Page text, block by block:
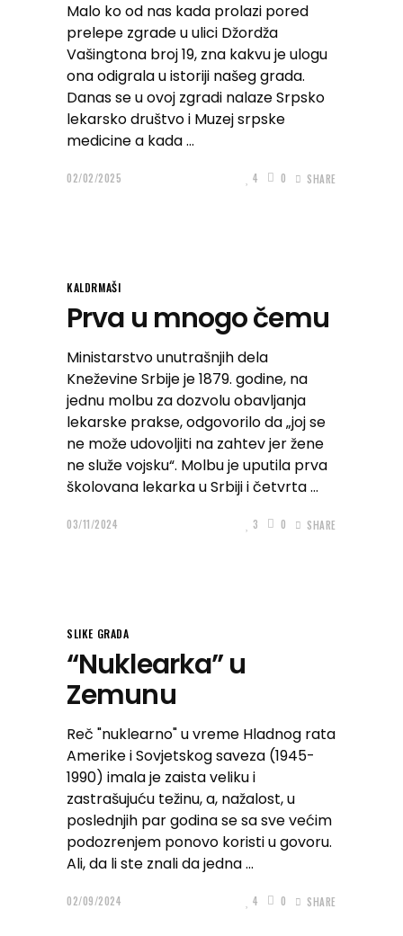
Malo ko od nas kada prolazi pored
prelepe zgrade u ulici Džordža
Vašingtona broj 19, zna kakvu je ulogu
ona odigrala u istoriji našeg grada.
Danas se u ovoj zgradi nalaze Srpsko
lekarsko društvo i Muzej srpske
medicine a kada
02/02/2025 4 0 SHARE
KALDRMAŠI
Prva u mnogo čemu
Ministarstvo unutrašnjih dela
Kneževine Srbije je 1879. godine, na
jednu molbu za dozvolu obavljanja
lekarske prakse, odgovorilo da „joj se
ne može udovoljiti na zahtev jer žene
ne služe vojsku“. Molbu je uputila prva
školovana lekarka u Srbiji i četvrta
03/11/2024 3 0 SHARE
SLIKE GRADA
“Nuklearka” u
Zemunu
Reč "nuklearno" u vreme Hladnog rata
Amerike i Sovjetskog saveza (1945-
1990) imala je zaista veliku i
zastrašujuću težinu, a, nažalost, u
poslednjih par godina se sa sve većim
podozrenjem ponovo koristi u govoru.
Ali, da li ste znali da jedna
02/09/2024 4 0 SHARE